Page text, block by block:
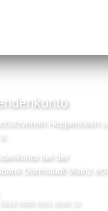
Heppenheim u.
bei der
Darmstadt Mainz eG
5519 0000 0101 0590 12